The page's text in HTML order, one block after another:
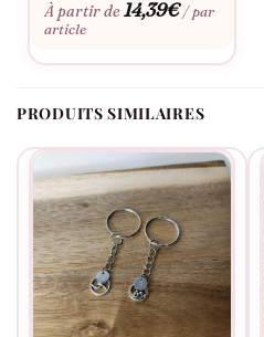
À partir de14,39€ / par
article
PRODUITS SIMILAIRES